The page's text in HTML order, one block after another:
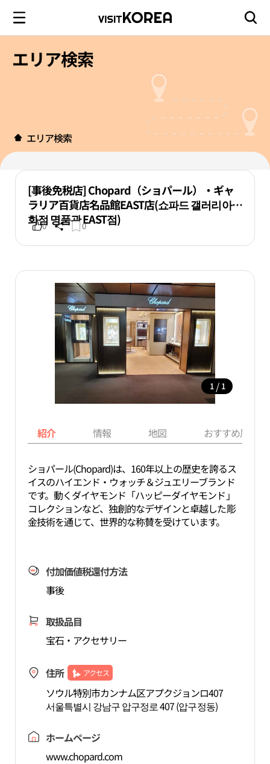
エリア検索
エリア検索
[事後免税店] Chopard（ショパール）・ギャ
ラリア百貨店名品館EAST店(쇼파드 갤러리아백
화점 명품관 EAST점)
0 0
1 / 1
紹介 情報 地図 おすすめ周辺
ショパール(Chopard)は、160年以上の歴史を誇るス
イスのハイエンド・ウォッチ＆ジュエリーブランド
です。動くダイヤモンド「ハッピーダイヤモンド」
コレクションなど、独創的なデザインと卓越した彫
金技術を通じて、世界的な称賛を受けています。
付加価値税還付方法
事後
取扱品目
宝石・アクセサリー
住所 アクセス
ソウル特別市カンナム区アプクジョンロ407
서울특별시 강남구 압구정로 407 (압구정동)
ホームページ
www.chopard.com